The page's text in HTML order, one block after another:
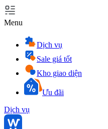
Menu
Dịch vụ
Sale giá tốt
Kho giao diện
Ưu đãi
Dịch vụ